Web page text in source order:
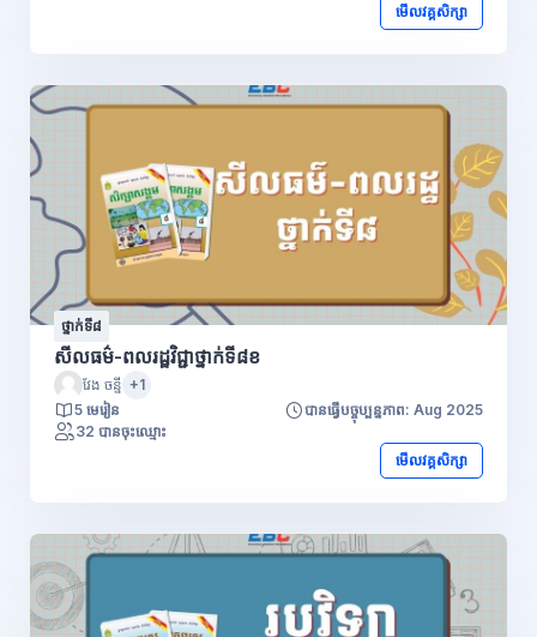
មើលវគ្គសិក្សា
ថ្នាក់ទី៨
សីលធម៌-ពលរដ្ឋវិជ្ជាថ្នាក់ទី៨ខ
វែង ចន្នី +1
5 មេរៀន
បានធ្វើបច្ចុប្បន្នភាព: Aug 2025
32 បានចុះឈ្មោះ
មើលវគ្គសិក្សា